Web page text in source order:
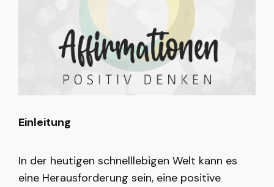
Einleitung
In der heutigen schnelllebigen Welt kann es
eine Herausforderung sein, eine positive